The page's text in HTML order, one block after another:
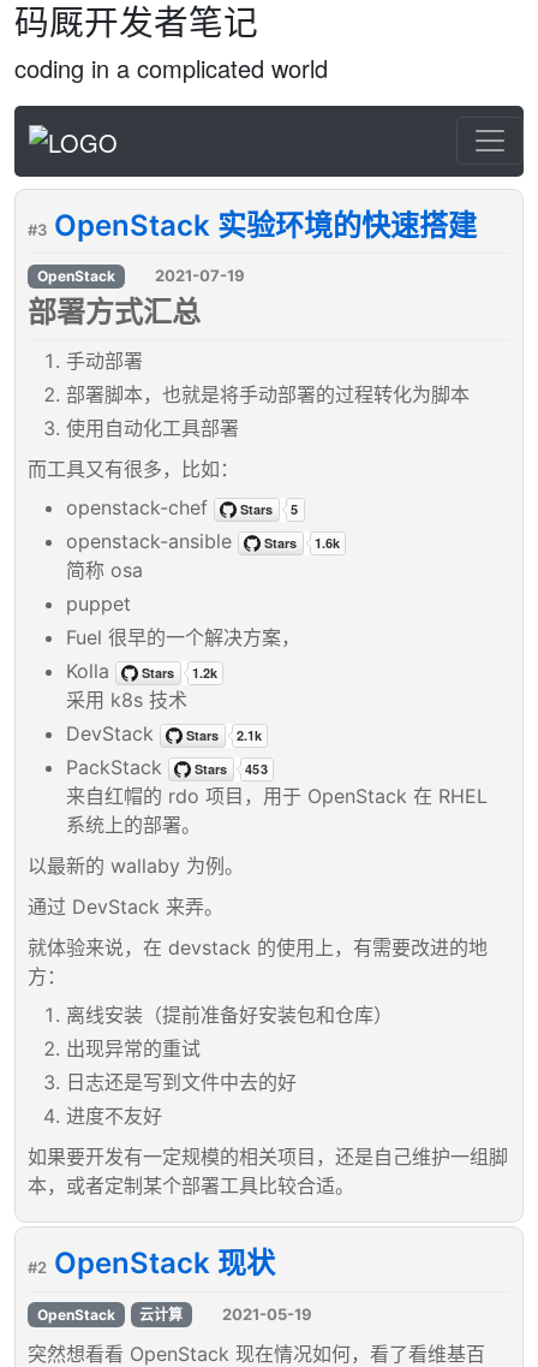
码厩开发者笔记
coding in a complicated world
#3 OpenStack 实验环境的快速搭建
OpenStack 2021-07-19
部署方式汇总
手动部署
部署脚本，也就是将手动部署的过程转化为脚本
使用自动化工具部署
而工具又有很多，比如：
openstack-chef
openstack-ansible
简称 osa
puppet
Fuel 很早的一个解决方案，
Kolla
采用 k8s 技术
DevStack
PackStack
来自红帽的 rdo 项目，用于 OpenStack 在 RHEL
系统上的部署。
以最新的 wallaby 为例。
通过 DevStack 来弄。
就体验来说，在 devstack 的使用上，有需要改进的地
方：
离线安装（提前准备好安装包和仓库）
出现异常的重试
日志还是写到文件中去的好
进度不友好
如果要开发有一定规模的相关项目，还是自己维护一组脚
本，或者定制某个部署工具比较合适。
#2 OpenStack 现状
OpenStack 云计算 2021-05-19
突然想看看 OpenStack 现在情况如何，看了看维基百